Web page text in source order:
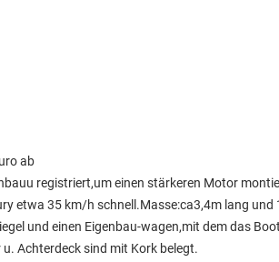
ab
registriert,um einen stärkeren Motor
etwa 35 km/h schnell.Masse:ca3,4m lang und
und einen Eigenbau-wagen,mit dem das
Achterdeck sind mit Kork belegt.